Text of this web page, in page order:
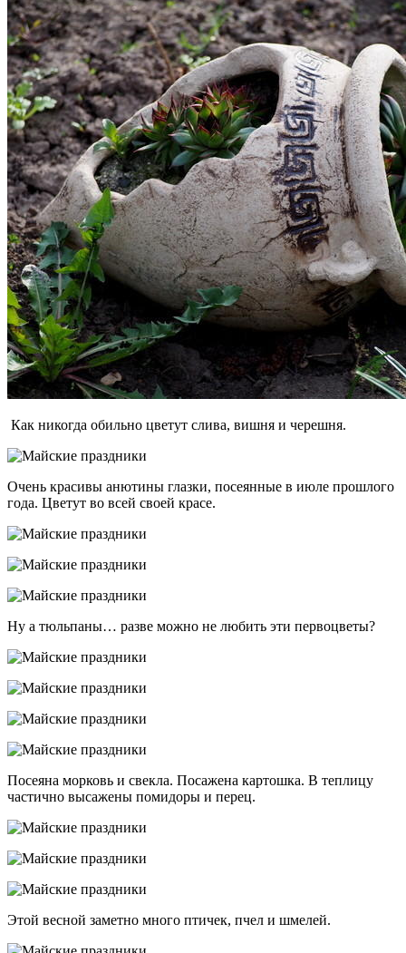
Как никогда обильно цветут слива, вишня и черешня.
Очень красивы анютины глазки, посеянные в июле прошлого
года. Цветут во всей своей красе.
Ну а тюльпаны… разве можно не любить эти первоцветы?
Посеяна морковь и свекла. Посажена картошка. В теплицу
частично высажены помидоры и перец.
Этой весной заметно много птичек, пчел и шмелей.